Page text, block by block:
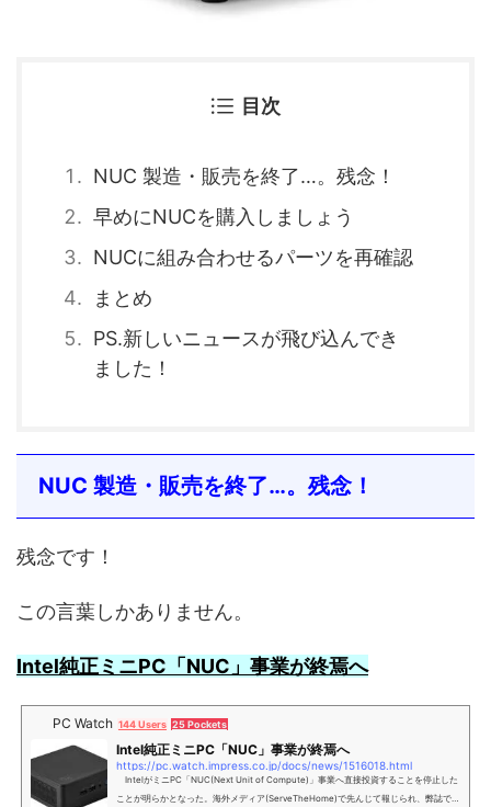
目次
NUC 製造・販売を終了…。残念！
早めにNUCを購入しましょう
NUCに組み合わせるパーツを再確認
まとめ
PS.新しいニュースが飛び込んでき
ました！
NUC 製造・販売を終了…。残念！
残念です！
この言葉しかありません。
Intel純正ミニPC「NUC」事業が終焉へ
PC Watch 144 Users 25 Pockets
Intel純正ミニPC「NUC」事業が終焉へ
https://pc.watch.impress.co.jp/docs/news/1516018.html
IntelがミニPC「NUC(Next Unit of Compute)」事業へ直接投資することを停止した
ことが明らかとなった。海外メディア(ServeTheHome)で先んじて報じられ、弊誌でIn